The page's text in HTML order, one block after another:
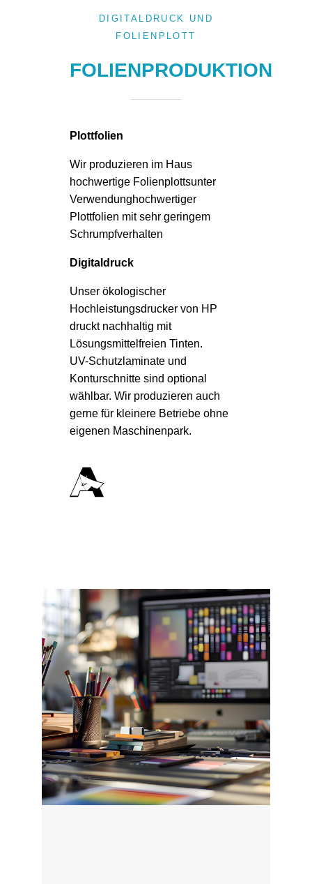
DIGITALDRUCK UND
FOLIENPLOTT
FOLIENPRODUKTION
Plottfolien
Wir produzieren im Haus
hochwertige Folienplottsunter
Verwendunghochwertiger
Plottfolien mit sehr geringem
Schrumpfverhalten
Digitaldruck
Unser ökologischer
Hochleistungsdrucker von HP
druckt nachhaltig mit
Lösungsmittelfreien Tinten.
UV-Schutzlaminate und
Konturschnitte sind optional
wählbar. Wir produzieren auch
gerne für kleinere Betriebe ohne
eigenen Maschinenpark.